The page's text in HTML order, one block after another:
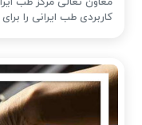
کاربردی طب ایرانی را